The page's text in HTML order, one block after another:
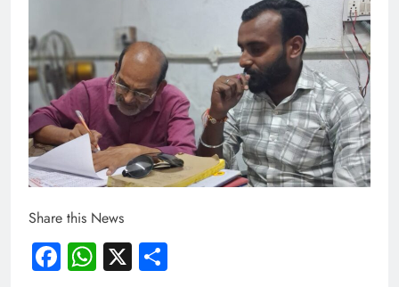
Share this News
Facebook
WhatsApp
X